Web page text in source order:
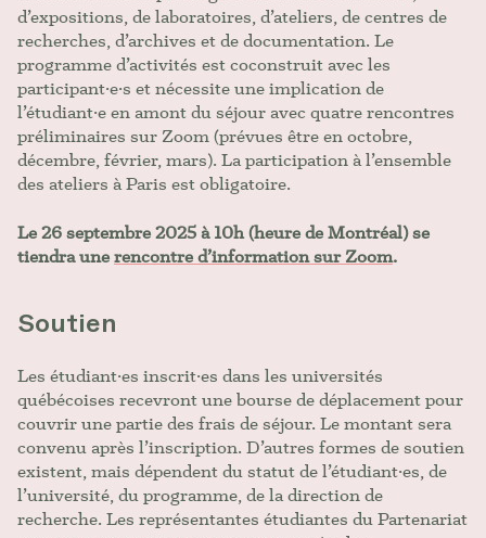
d’expositions, de laboratoires, d’ateliers, de centres de
recherches, d’archives et de documentation. Le
programme d’activités est coconstruit avec les
participant·e·s et nécessite une implication de
l’étudiant·e en amont du séjour avec quatre rencontres
préliminaires sur Zoom (prévues être en octobre,
décembre, février, mars). La participation à l’ensemble
des ateliers à Paris est obligatoire.
Le 26 septembre 2025 à 10h (heure de Montréal) se
tiendra unerencontre d’information sur Zoom.
Soutien
Les étudiant·es inscrit·es dans les universités
québécoises recevront une bourse de déplacement pour
couvrir une partie des frais de séjour. Le montant sera
convenu après l’inscription. D’autres formes de soutien
existent, mais dépendent du statut de l’étudiant·es, de
l’université, du programme, de la direction de
recherche. Les représentantes étudiantes du Partenariat